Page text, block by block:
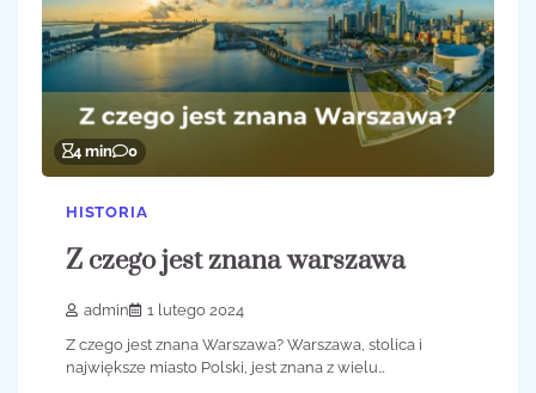
4 min 0
HISTORIA
Z czego jest znana warszawa
admin
1 lutego 2024
Z czego jest znana Warszawa? Warszawa, stolica i
największe miasto Polski, jest znana z wielu…